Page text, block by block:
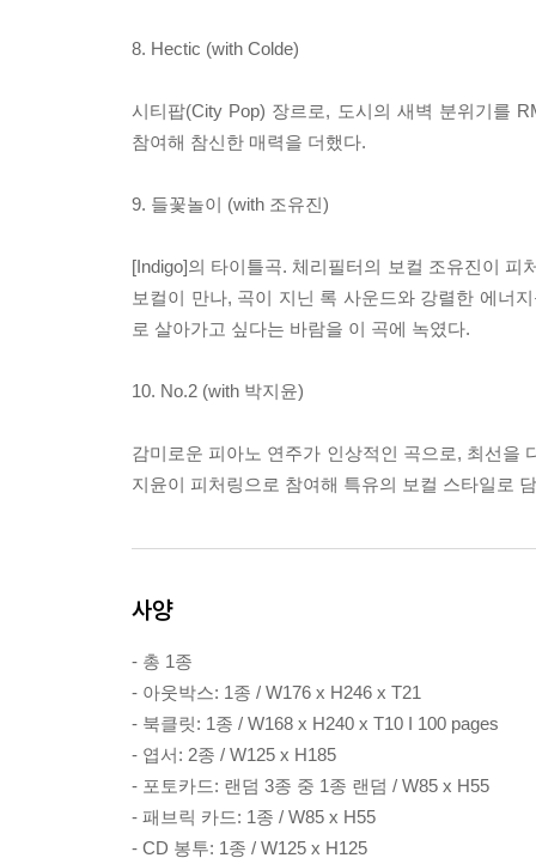
8. Hectic (with Colde)
시티팝(City Pop) 장르로, 도시의 새벽 분위기를
참여해 참신한 매력을 더했다.
9. 들꽃놀이 (with 조유진)
[Indigo]의 타이틀곡. 체리필터의 보컬 조유진이
보컬이 만나, 곡이 지닌 록 사운드와 강렬한 에너
로 살아가고 싶다는 바람을 이 곡에 녹였다.
10. No.2 (with 박지윤)
감미로운 피아노 연주가 인상적인 곡으로, 최선을
지윤이 피처링으로 참여해 특유의 보컬 스타일로
사양
- 총 1종
- 아웃박스: 1종 / W176 x H246 x T21
- 북클릿: 1종 / W168 x H240 x T10 I 100 pages
- 엽서: 2종 / W125 x H185
- 포토카드: 랜덤 3종 중 1종 랜덤 / W85 x H55
- 패브릭 카드: 1종 / W85 x H55
- CD 봉투: 1종 / W125 x H125